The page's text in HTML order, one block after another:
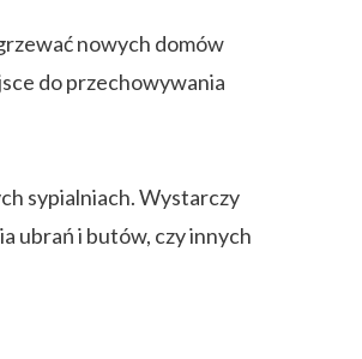
nowych domów
do przechowywania
sypialniach. Wystarczy
ubrań i butów, czy innych